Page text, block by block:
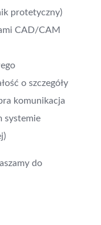
protetyczny)
CAD/CAM
o szczegóły
komunikacja
systemie
do